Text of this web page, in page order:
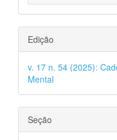
Edição
v. 17 n. 54 (2025):
Mental
Seção